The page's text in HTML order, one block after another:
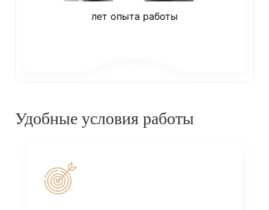
лет опыта работы
Удобные условия работы